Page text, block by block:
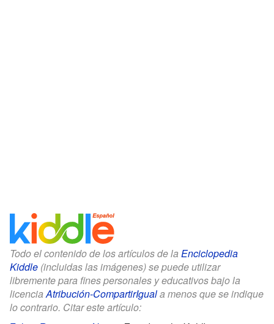
Todo el contenido de los artículos de la Enciclopedia
Kiddle (incluidas las imágenes) se puede utilizar
libremente para fines personales y educativos bajo la
licenciaAtribución-CompartirIguala menos que se indique
lo contrario. Citar este artículo: